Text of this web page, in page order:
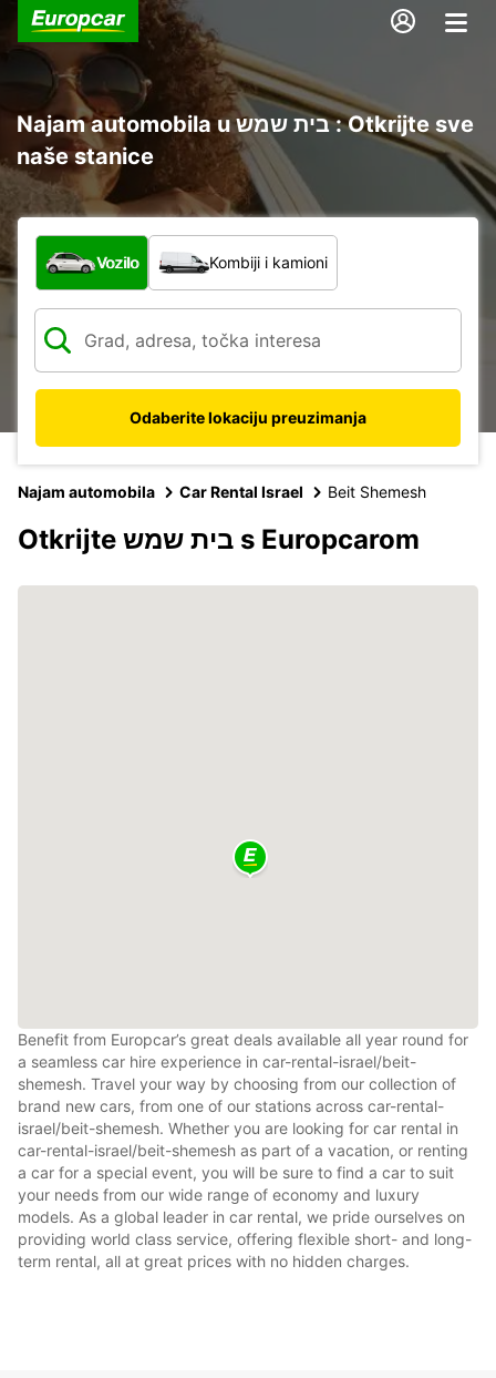
Najam automobila u בית שמש : Otkrijte sve
naše stanice
Koja vrsta vozila?
Vozilo Kombiji i kamioni
Odaberite lokaciju preuzimanja
Najam automobila Car Rental Israel Beit Shemesh
Otkrijte בית שמש s Europcarom
Benefit from Europcar’s great deals available all year round for
a seamless car hire experience in car-rental-israel/beit-
shemesh. Travel your way by choosing from our collection of
brand new cars, from one of our stations across car-rental-
israel/beit-shemesh. Whether you are looking for car rental in
car-rental-israel/beit-shemesh as part of a vacation, or renting
a car for a special event, you will be sure to find a car to suit
your needs from our wide range of economy and luxury
models. As a global leader in car rental, we pride ourselves on
providing world class service, offering flexible short- and long-
term rental, all at great prices with no hidden charges.